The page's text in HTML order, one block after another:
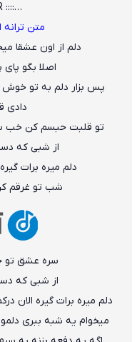
…:::: iR-media.iR ::::…
متن
دلم از اون عشقا
اصلا بگو پای
پس بزار دلم به تو
دادی
تو قلبت حبسم کن خب
از شبی که
دلم میره برات
شب تو غرقم
سره عشق تو
از شبی که
دلم میره برات گیره
میخوام یه شبه ببری